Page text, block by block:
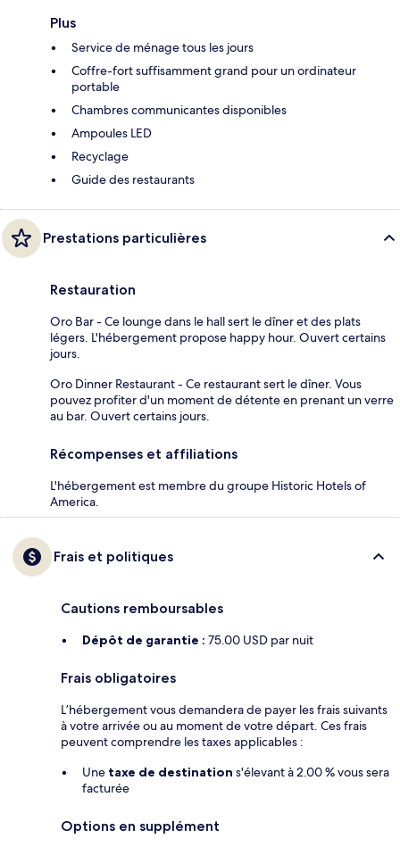
Plus
Service de ménage tous les jours
Coffre-fort suffisamment grand pour un ordinateur
portable
Chambres communicantes disponibles
Ampoules LED
Recyclage
Guide des restaurants
Prestations particulières
Restauration
Oro Bar - Ce lounge dans le hall sert le dîner et des plats
légers. L'hébergement propose happy hour. Ouvert certains
jours.
Oro Dinner Restaurant - Ce restaurant sert le dîner. Vous
pouvez profiter d'un moment de détente en prenant un verre
au bar. Ouvert certains jours.
Récompenses et affiliations
L'hébergement est membre du groupe Historic Hotels of
America.
Frais et politiques
Cautions remboursables
Dépôt de garantie : 75.00 USD par nuit
Frais obligatoires
L’hébergement vous demandera de payer les frais suivants
à votre arrivée ou au moment de votre départ. Ces frais
peuvent comprendre les taxes applicables :
Une taxe de destination s'élevant à 2.00 % vous sera
facturée
Options en supplément